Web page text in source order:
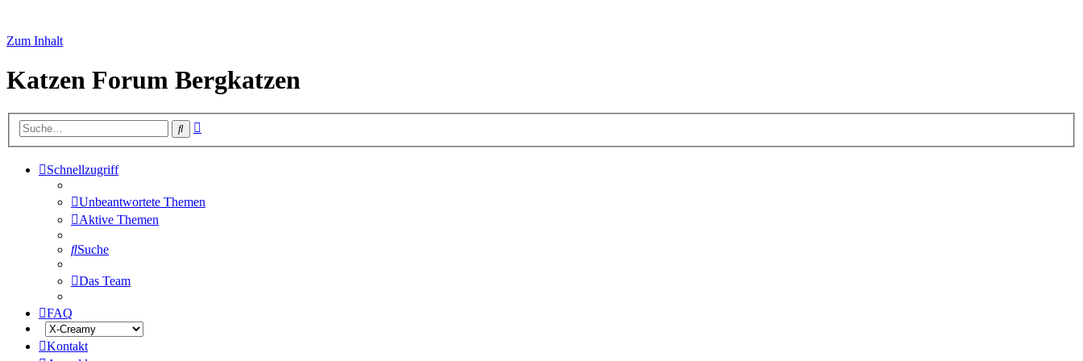
Zum Inhalt
Katzen Forum Bergkatzen
Suche
Schnellzugriff
Unbeantwortete Themen
Aktive Themen
Suche
Das Team
FAQ
Kontakt